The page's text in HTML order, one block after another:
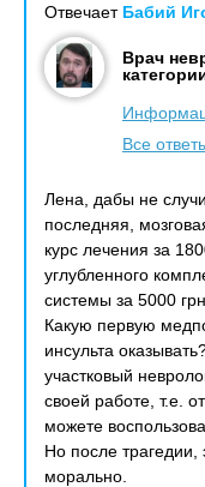
Отвечает Бабий
Врач
Все
Лена, дабы не
последняя,
курс лечения за
углубленного
системы за 5000 грн.
Какую первую
инсульта
участковый
своей работе, т.е.
можете
Но после
морально.